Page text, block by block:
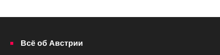
Всё об Австрии